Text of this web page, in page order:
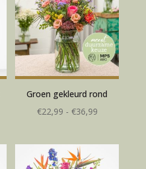
Groen gekleurd rond
€22,99 - €36,99Prijsklasse:
tot
€36,99